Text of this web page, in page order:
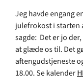
Jeg havde engang
julefrokost i starten
sagde: Det er jo der,
at glæde os til. Det
aftengudstjeneste
18.00. Se kalender